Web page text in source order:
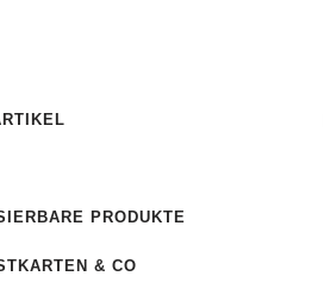
PRODUKTE
& CO